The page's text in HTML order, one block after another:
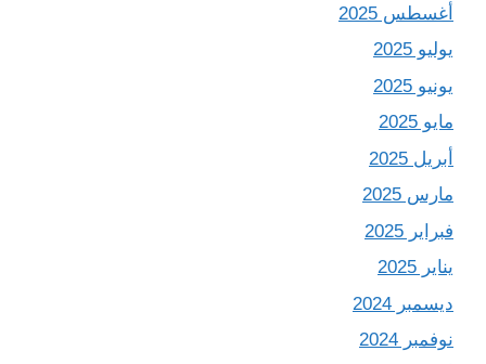
أغسطس 2025
يوليو 2025
يونيو 2025
مايو 2025
أبريل 2025
مارس 2025
فبراير 2025
يناير 2025
ديسمبر 2024
نوفمبر 2024